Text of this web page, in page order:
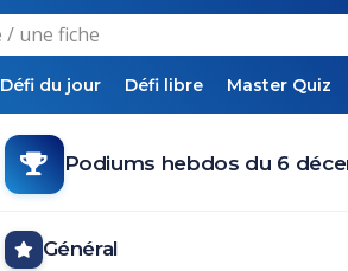
Défi du jour Défi libre Master Quiz
Podiums hebdos du 6
Général